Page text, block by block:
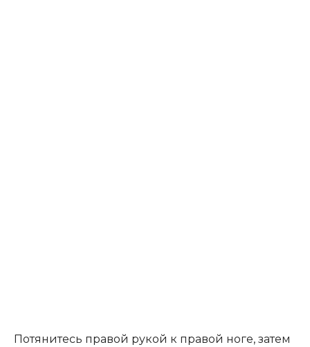
Потянитесь правой рукой к правой ноге, затем